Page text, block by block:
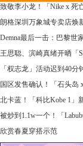
欣赏春夏穿搭示范